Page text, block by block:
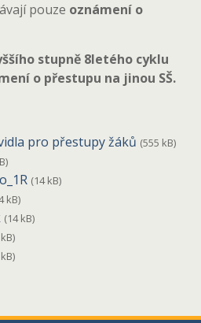
pouze oznámení o
stupně 8letého cyklu
o přestupu na jinou SŠ.
pro přestupy žáků (555 kB)
(14 kB)
kB)
(14 kB)